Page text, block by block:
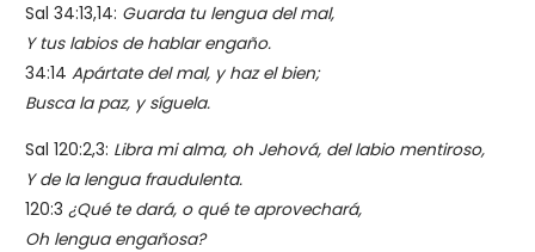
Sal 34:13,14: Guarda tu lengua del mal,
Y tus labios de hablar engaño.
34:14Apártate del mal, y haz el bien;
Busca la paz, y síguela.
Sal 120:2,3: Libra mi alma, oh Jehová, del labio mentiroso,
Y de la lengua fraudulenta.
120:3¿Qué te dará, o qué te aprovechará,
Oh lengua engañosa?